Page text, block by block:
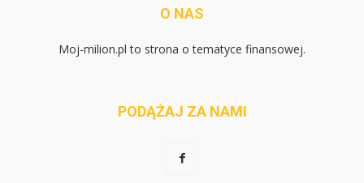
O NAS
Moj-milion.pl to strona o tematyce finansowej.
PODĄŻAJ ZA NAMI